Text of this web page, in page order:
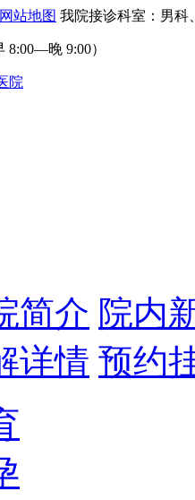
网站地图 我院接诊科室：男科
晚 9:00）
简介 院内
详情 预约